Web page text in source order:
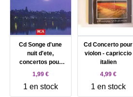
Cd Songe d'une
nuit d'ete,
concertos pour
violon Fodor, violon
1,99 €
1 en stock
Cd Concerto pour
violon - capriccio
italien
4,99 €
1 en stock